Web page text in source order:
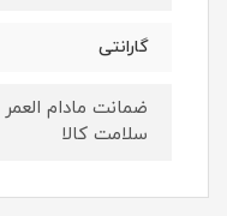
گارانتی
سلامت کالا